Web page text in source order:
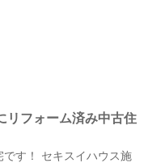
リフォーム済み中古住
です！ セキスイハウス施